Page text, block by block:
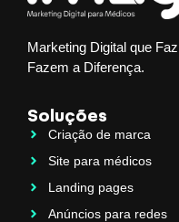
Marketing Digital que
Fazem a Diferença.
Soluções
Criação de marca
Site para médicos
Landing pages
Anúncios para redes